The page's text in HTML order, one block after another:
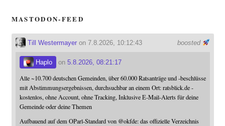
MASTODON-FEED
boosted
Till Westermayeron 7.8.2026, 10:12:43
Haplo on 5.8.2026, 08:21:17
Alle ~10.700 deutschen Gemeinden, über 60.000 Ratsanträge und -beschlüsse
mit Abstimmungsergebnissen, durchsuchbar an einem Ort: ratsblick.de -
kostenlos, ohne Account, ohne Tracking, Inklusive E-Mail-Alerts für deine
Gemeinde oder deine Themen
Aufbauend auf dem OParl-Standard von @okfde: das offizielle Verzeichnis